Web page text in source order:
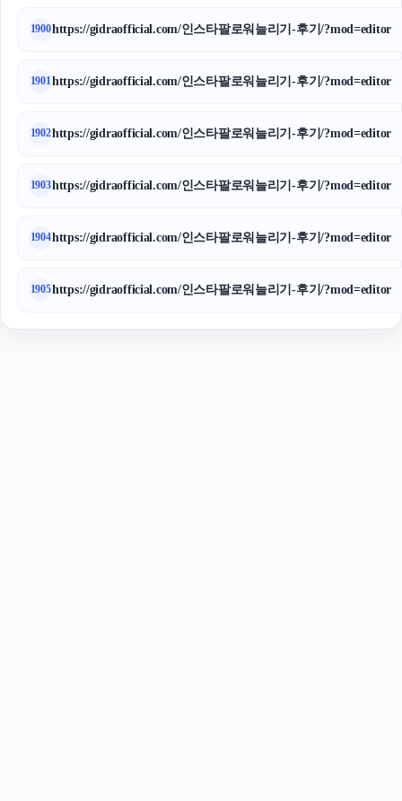
1900https://gidraofficial.com/인스타팔로워늘리기-후기/?mod=editor
1901https://gidraofficial.com/인스타팔로워늘리기-후기/?mod=editor
1902https://gidraofficial.com/인스타팔로워늘리기-후기/?mod=editor
1903https://gidraofficial.com/인스타팔로워늘리기-후기/?mod=editor
1904https://gidraofficial.com/인스타팔로워늘리기-후기/?mod=editor
1905https://gidraofficial.com/인스타팔로워늘리기-후기/?mod=editor